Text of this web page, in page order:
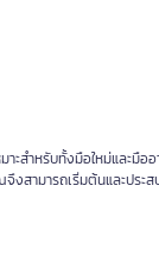
ะสำหรับทั้งมือใหม่และมือ
งสามารถเริ่มต้นและประส